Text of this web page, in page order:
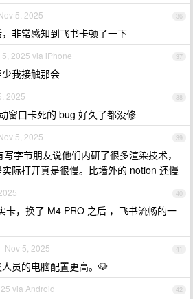
36
5, 2025
非常感知到飞书卡顿了一下
37
5, 2025 via iPhone
我接触那会
38
2025
窗口卡死的 bug 好久了都没修
39
5, 2025
写字节朋友说他们内研了很多渲染技术，
际打开真是很慢。比墙外的 notion 还慢
40
卡，换了 M4 PRO 之后 ，飞书流畅的一
41
Nov 5, 2025
员的电脑配置更高。🐶
42
via Android